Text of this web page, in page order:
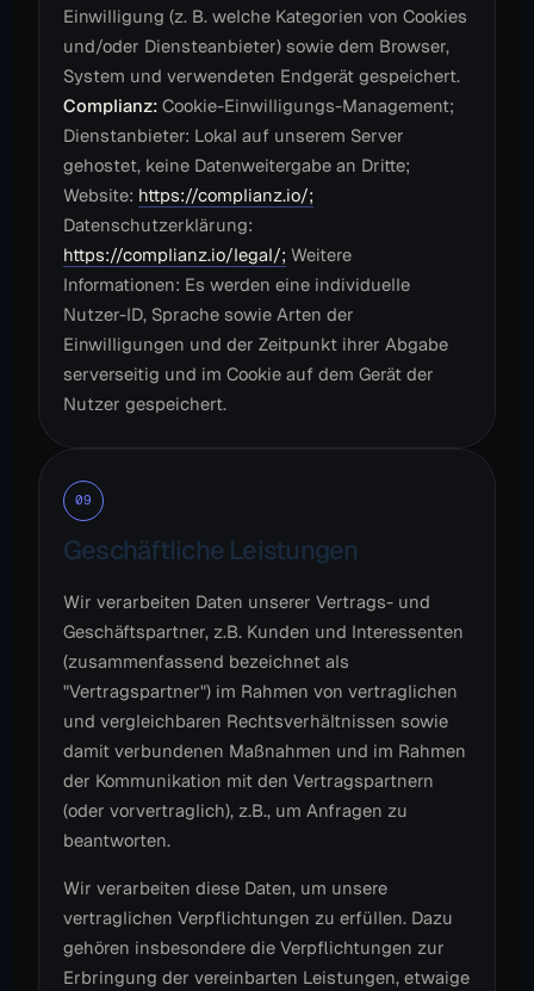
Einwilligung (z. B. welche Kategorien von Cookies
und/oder Diensteanbieter) sowie dem Browser,
System und verwendeten Endgerät gespeichert.
Complianz: Cookie-Einwilligungs-Management;
Dienstanbieter: Lokal auf unserem Server
gehostet, keine Datenweitergabe an Dritte;
Website: https://complianz.io/;
Datenschutzerklärung:
https://complianz.io/legal/; Weitere
Informationen: Es werden eine individuelle
Nutzer-ID, Sprache sowie Arten der
Einwilligungen und der Zeitpunkt ihrer Abgabe
serverseitig und im Cookie auf dem Gerät der
Nutzer gespeichert.
09
Geschäftliche Leistungen
Wir verarbeiten Daten unserer Vertrags- und
Geschäftspartner, z.B. Kunden und Interessenten
(zusammenfassend bezeichnet als
"Vertragspartner") im Rahmen von vertraglichen
und vergleichbaren Rechtsverhältnissen sowie
damit verbundenen Maßnahmen und im Rahmen
der Kommunikation mit den Vertragspartnern
(oder vorvertraglich), z.B., um Anfragen zu
beantworten.
Wir verarbeiten diese Daten, um unsere
vertraglichen Verpflichtungen zu erfüllen. Dazu
gehören insbesondere die Verpflichtungen zur
Erbringung der vereinbarten Leistungen, etwaige